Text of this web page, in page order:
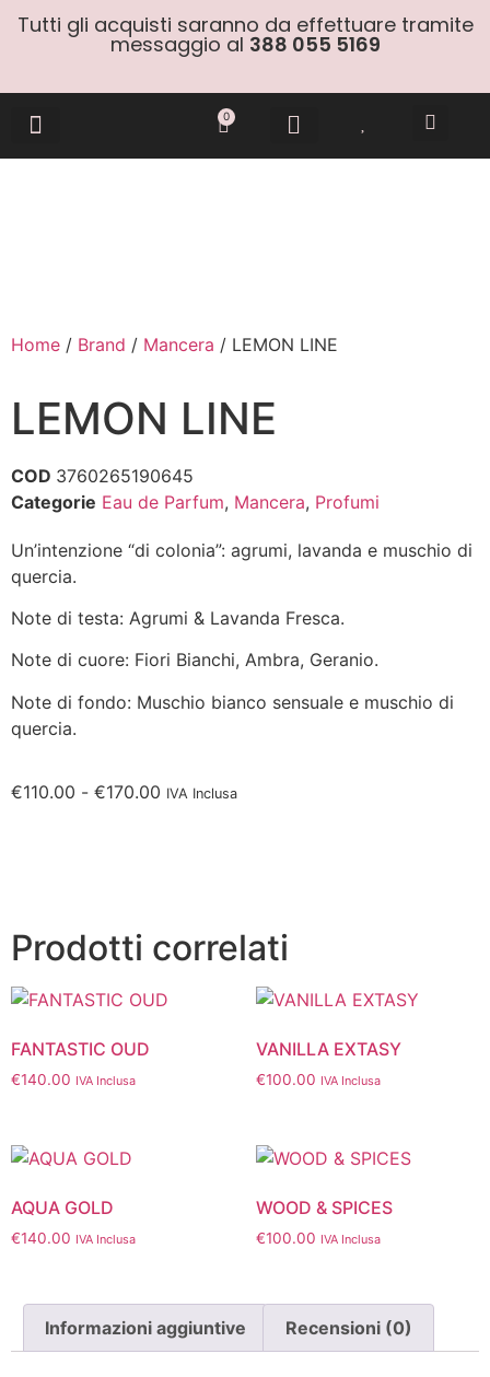
Tutti gli acquisti saranno da effettuare tramite
messaggio al 388 055 5169
0
Home / Brand / Mancera / LEMON LINE
LEMON LINE
COD 3760265190645
Categorie Eau de Parfum, Mancera, Profumi
Un’intenzione “di colonia”: agrumi, lavanda e muschio di
quercia.
Note di testa: Agrumi & Lavanda Fresca.
Note di cuore: Fiori Bianchi, Ambra, Geranio.
Note di fondo: Muschio bianco sensuale e muschio di
quercia.
€110.00 - €170.00 IVA Inclusa
Prodotti correlati
FANTASTIC OUD
€140.00 IVA Inclusa
VANILLA EXTASY
€100.00 IVA Inclusa
AQUA GOLD
€140.00 IVA Inclusa
WOOD & SPICES
€100.00 IVA Inclusa
Informazioni aggiuntive Recensioni (0)